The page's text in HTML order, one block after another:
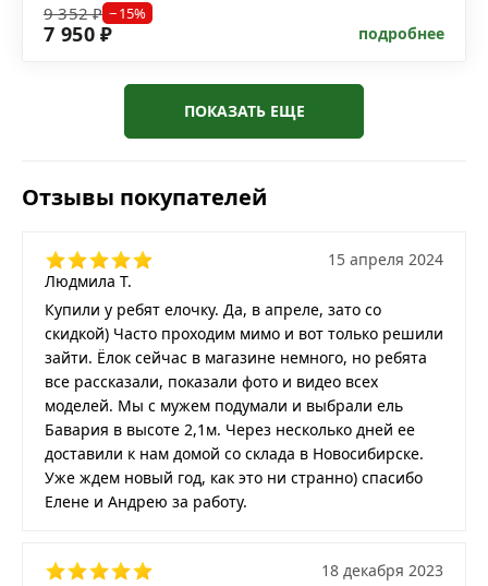
9 352 ₽ −15%
7 950 ₽ подробнее
ПОКАЗАТЬ ЕЩЕ
Отзывы покупателей
Людмила Т.
15 апреля 2024
Купили у ребят елочку. Да, в апреле, зато со
скидкой) Часто проходим мимо и вот только решили
зайти. Ёлок сейчас в магазине немного, но ребята
все рассказали, показали фото и видео всех
моделей. Мы с мужем подумали и выбрали ель
Бавария в высоте 2,1м. Через несколько дней ее
доставили к нам домой со склада в Новосибирске.
Уже ждем новый год, как это ни странно) спасибо
Елене и Андрею за работу.
18 декабря 2023